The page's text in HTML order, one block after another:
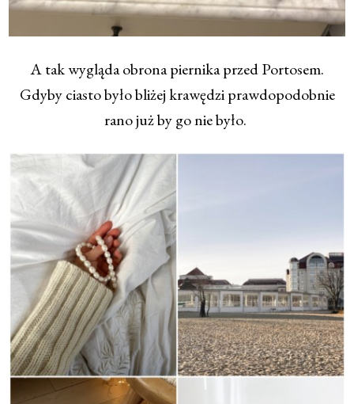
A tak wygląda obrona piernika przed Portosem.
Gdyby ciasto było bliżej krawędzi prawdopodobnie
rano już by go nie było.